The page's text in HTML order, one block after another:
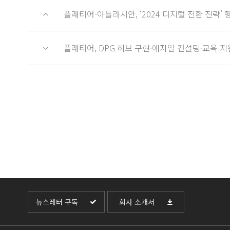
플래티어-아틀라시안, ‘2024 디지털 전환 전략’
플래티어, DPG 허브 구현·애자일 컨설팅·교육 지
뉴스레터 구독 회사 소개서